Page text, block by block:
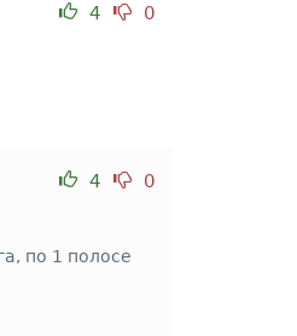
4 0
4 0
по 1 полосе